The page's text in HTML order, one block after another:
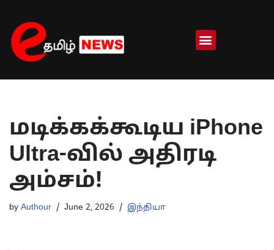
Skip
to
content
மடிக்கக்கூடிய iPhone
Ultra-வில் அதிரடி
அம்சம்!
by Authour June 2, 2026 இந்தியா